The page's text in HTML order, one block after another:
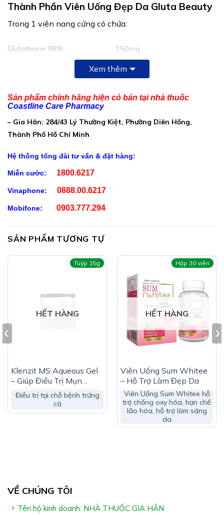
Thành Phần Viên Uống Đẹp Da Gluta Beauty
Trong 1 viên nang cứng có chứa:
Glutathione 98%
150mg
100mg (nhập khẩu Nhật Bản)
Cao khô nấm đông trùng hạ
thảo (Cordyceps militaris)
50mg (tương đương 500mg
Isoflavon 40%
20mg
Acid hyaluronic
Cao khô đương quy (Angelica
10mg (tương đương 100mg
(Polypodium leucotomos)
Astaxanthin 5%
carbonat), chất ổn định
(Polyvinyl Pyrrolidone K30),
silic vô định hình, talc,
magnesi stearat), chất bảo
Công Dụng Viên Uống Đẹp Da Gluta Beauty
Hỗ trợ tăng độ ẩm & tăng độ đàn hồi cho da
Hỗ trợ giúp sáng da
Giúp hỗ trợ giảm các triệu chứng khô da, sạm da
Đối Tượng Sử Dụng Viên Uống Đẹp Da Gluta
Beauty
Xem thêm
Sản phẩm chính hãng hiện có bán tại nhà thuốc
Coastline Care Pharmacy
– Gia Hân: 284/43 Lý Thường Kiệt, Phường Diên Hồng,
Thành Phố Hồ Chí Minh
Hệ thống tổng đài tư vấn & đặt hàng:
Miễn cước: 1800.6217
Vinaphone: 0888.00.6217
Mobifone: 0903.777.294
SẢN PHẨM TƯƠNG TỰ
Tuýp 15g
HẾT HÀNG
Klenzit MS Aqueous Gel
– Giúp Điều Trị Mụn
Trứng Cá
Điều trị tại chỗ bệnh trứng
cá
Hộp 30 viên
HẾT HÀNG
Viên Uống Sum Whitee
– Hỗ Trợ Làm Đẹp Da
Viên Uống Sum Whitee hỗ
trợ chống oxy hóa, hạn chế
lão hóa, hỗ trợ làm sáng
da
VỀ CHÚNG TÔI
Tên hộ kinh doanh: NHÀ THUỐC GIA HÂN